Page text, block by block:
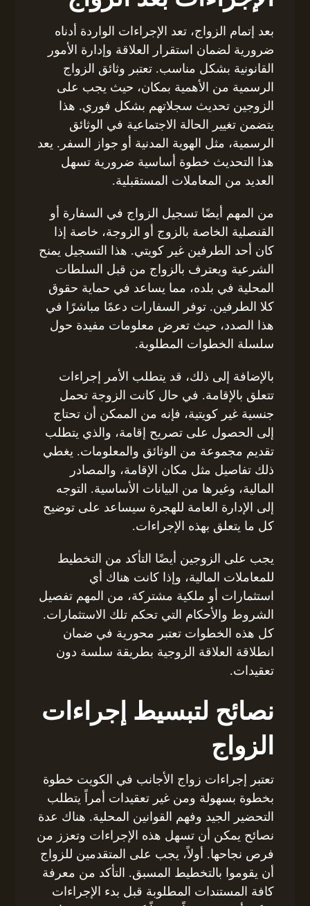
بعد إتمام الزواج، تعد الإجراءات الواردة أدناه
ضرورية لضمان استقرار العلاقة وإدارة الأمور
القانونية بشكل مناسب. تعتبر وثائق الزواج
الرسمية من الأهمية بمكان، حيث يجب على
الزوجين تحديث سجلاتهم بشكل فوري. هذا
يتضمن تغيير الحالة الاجتماعية في الوثائق
الرسمية، مثل الهوية المدنية أو جواز السفر. يعد
هذا التحديث خطوة أساسية ضرورية تسهل
العديد من المعاملات المستقبلية.
من المهم أيضًا تسجيل الزواج في السفارة أو
القنصلية الخاصة بالزوج أو الزوجة، خاصة إذا
كان أحد الطرفين غير كويتي. هذا التسجيل يمنح
الشرعية ويعترف بالزواج من قبل السلطات
المحلية في بلده، مما يساعد في حماية حقوق
كلا الطرفين. توفر السفارات دعمًا مباشرًا في
هذا الصدد، حيث تعرض معلومات مفيدة حول
سلسلة الخطوات المطلوبة.
بالإضافة إلى ذلك، قد يتطلب الأمر إجراءات
تتعلق بالإقامة. في حال كانت الزوجة تحمل
جنسية غير كويتية، فإنه من الممكن أن تحتاج
إلى الحصول على تصريح إقامة، والذي يتطلب
تقديم مجموعة من الوثائق والمعلومات. يغطي
ذلك تفاصيل مثل مكان الإقامة، والمصادر
المالية، وغيرها من البيانات الأساسية. التوجه
إلى الإدارة العامة للهجرة سيساعد على توضيح
كل ما يتعلق بهذه الإجراءات.
يجب على الزوجين أيضًا التأكد من التخطيط
للمعاملات المالية، وإذا كانت هناك أي
استثمارات أو ملكية مشتركة، من المهم تفصيل
الشروط والأحكام التي تحكم تلك الاستثمارات.
كل هذه الخطوات تعتبر محورية في ضمان
انطلاقة العلاقة الزوجية بطريقة سلسة دون
تعقيدات.
نصائح لتبسيط إجراءات
الزواج
تعتبر إجراءات زواج الأجانب في الكويت خطوة
بخطوة بسهولة ومن غير تعقيدات أمراً يتطلب
التحضير الجيد وفهم القوانين المحلية. هناك عدة
نصائح يمكن أن تسهل هذه الإجراءات وتعزز من
فرص نجاحها. أولاً، يجب على المتقدمين للزواج
أن يقوموا بالتخطيط المسبق. التأكد من معرفة
كافة المستندات المطلوبة قبل بدء الإجراءات